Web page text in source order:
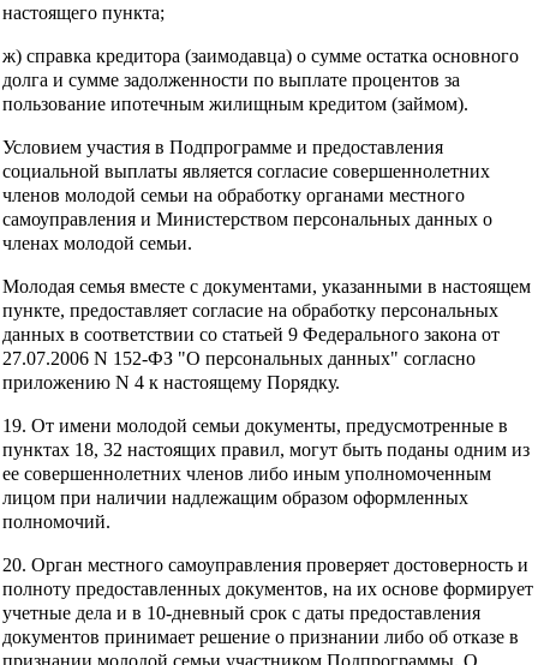
настоящего пункта;
ж) справка кредитора (заимодавца) о сумме остатка основного
долга и сумме задолженности по выплате процентов за
пользование ипотечным жилищным кредитом (займом).
Условием участия в Подпрограмме и предоставления
социальной выплаты является согласие совершеннолетних
членов молодой семьи на обработку органами местного
самоуправления и Министерством персональных данных о
членах молодой семьи.
Молодая семья вместе с документами, указанными в настоящем
пункте, предоставляет согласие на обработку персональных
данных в соответствии со статьей 9 Федерального закона от
27.07.2006 N 152-ФЗ "О персональных данных" согласно
приложению N 4 к настоящему Порядку.
19. От имени молодой семьи документы, предусмотренные в
пунктах 18, 32 настоящих правил, могут быть поданы одним из
ее совершеннолетних членов либо иным уполномоченным
лицом при наличии надлежащим образом оформленных
полномочий.
20. Орган местного самоуправления проверяет достоверность и
полноту предоставленных документов, на их основе формирует
учетные дела и в 10-дневный срок с даты предоставления
документов принимает решение о признании либо об отказе в
признании молодой семьи участником Подпрограммы. О